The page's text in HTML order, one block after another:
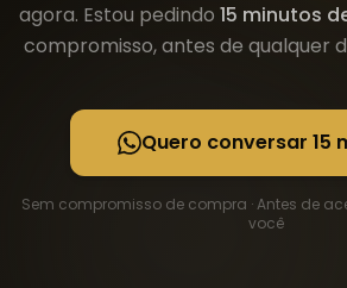
agora. Estou pedindo 15 minutos
compromisso, antes de qualquer
Quero conversar 15
Sem compromisso de compra · Antes de
você